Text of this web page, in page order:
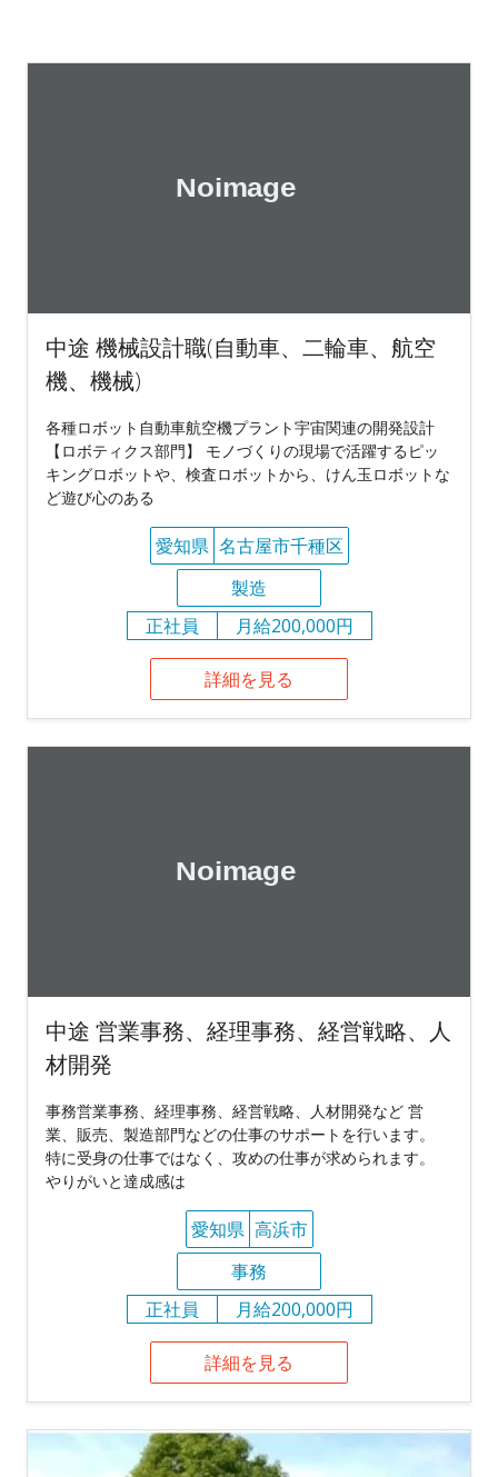
中途 機械設計職(自動車、二輪車、航空
機、機械)
各種ロボット自動車航空機プラント宇宙関連の開発設計
【ロボティクス部門】 モノづくりの現場で活躍するピッ
キングロボットや、検査ロボットから、けん玉ロボットな
ど遊び心のある
愛知県 名古屋市千種区
製造
正社員
月給200,000円
詳細を見る
中途 営業事務、経理事務、経営戦略、人
材開発
事務営業事務、経理事務、経営戦略、人材開発など 営
業、販売、製造部門などの仕事のサポートを行います。
特に受身の仕事ではなく、攻めの仕事が求められます。
やりがいと達成感は
愛知県 高浜市
事務
正社員
月給200,000円
詳細を見る